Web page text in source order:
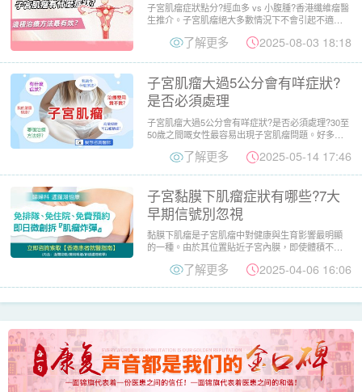
子宮肌瘤症狀點分?經血多 vs 小腹腫?香港纖維瘤醫
生推介。子宮肌瘤絕大多數情況下不會引起不適。
了解更多 2025-08-03 18:18
子宮肌瘤大過5公分會有咩症狀?
是否必須處理
子宮肌瘤大過5公分會有咩症狀?是否必須處理?30至
50歲之間嘅女性最容易出現子宮肌瘤問題。好多女
了解更多 2025-05-14 17:46
子宮黏膜下肌瘤症狀有哪些?7大
早期信號別忽視
黏膜下肌瘤是子宮肌瘤中對健康與生育影響最明顯
的一種。由於其位置貼近子宮內膜，即使體積不
了解更多 2025-04-06 16:06